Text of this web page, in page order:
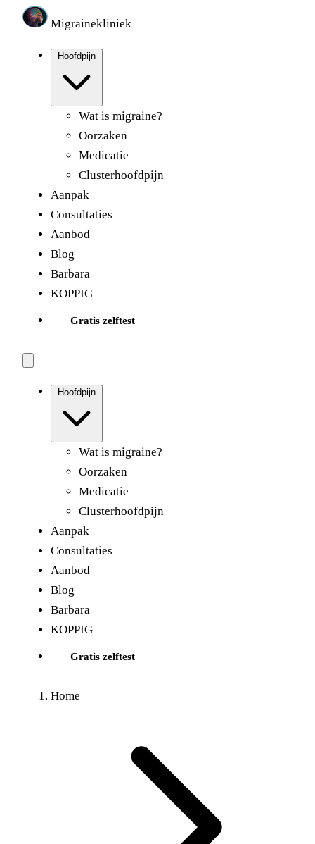
Migrainekliniek
Wat is migraine?
Oorzaken
Medicatie
Clusterhoofdpijn
Aanpak
Consultaties
Aanbod
Blog
Barbara
KOPPIG
Gratis zelftest
Wat is migraine?
Oorzaken
Medicatie
Clusterhoofdpijn
Aanpak
Consultaties
Aanbod
Blog
Barbara
KOPPIG
Gratis zelftest
Home